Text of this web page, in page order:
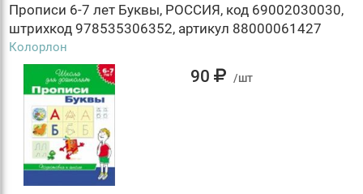
Прописи 6-7 лет Буквы, РОССИЯ, код 69002030030,
штрихкод 978535306352, артикул 88000061427
Колорлон
90 /шт